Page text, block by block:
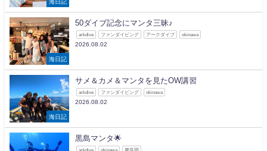
海日記
50ダイブ記念にマンタ三昧♪
arkdive ファンダイビング アークダイブ okinawa
2026.08.02
海日記
サメ＆カメ＆マンタを見たOW講習
arkdive ファンダイビング okinawa
2026.08.02
黒島マンタ🌟
arkdive okinawa 慶良間